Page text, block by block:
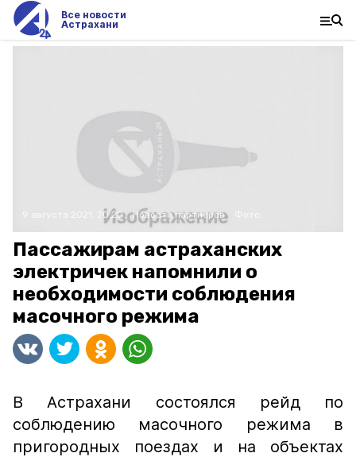
Все новости
Астрахани
9 августа 2021, 20:20 Новости партнёров
Пассажирам астраханских
электричек напомнили о
необходимости соблюдения
масочного режима
В Астрахани состоялся рейд по
соблюдению масочного режима в
пригородных поездах и на объектах